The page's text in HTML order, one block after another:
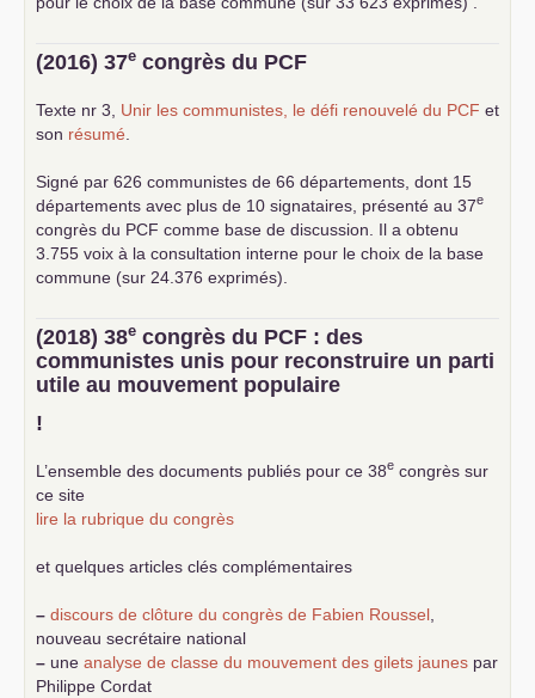
(2016) 37e congrès du PCF
Texte nr 3, Unir les communistes, le défi renouvelé du PCF et
son résumé
Signé par 626 communistes de 66 départements, dont 15
départements avec plus de 10 signataires, présenté au 37e
congrès du PCF comme base de discussion. Il a obtenu
3.755 voix à la consultation interne pour le choix de la base
commune (sur 24.376 exprimés).
(2018) 38e congrès du PCF : des
communistes unis pour reconstruire un parti
utile au mouvement populaire
!
L’ensemble des documents publiés pour ce 38e congrès sur
ce site
lire la rubrique du congrès
et quelques articles clés complémentaires
– discours de clôture du congrès de Fabien Roussel
nouveau secrétaire national
– une analyse de classe du mouvement des gilets jaunes par
Philippe Cordat